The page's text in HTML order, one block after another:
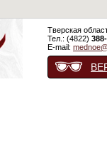
Тверская
Тел.: (4822)
E-mail: